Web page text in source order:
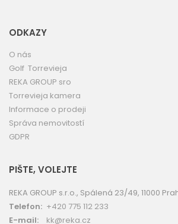
ODKAZY
O nás
Golf Torrevieja
REKA GROUP sro
Torrevieja kamera
Informace o prodeji
Správa nemovitostí
GDPR
PIŠTE, VOLEJTE
REKA GROUP s.r.o., Spálená 23/49, 11000
Telefon: +420 775 112 233
E-mail:
kk@reka.cz